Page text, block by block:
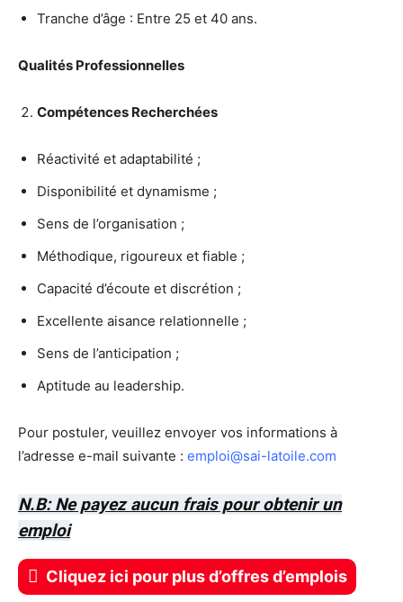
Tranche d’âge : Entre 25 et 40 ans.
Qualités Professionnelles
Compétences Recherchées
Réactivité et adaptabilité ;
Disponibilité et dynamisme ;
Sens de l’organisation ;
Méthodique, rigoureux et fiable ;
Capacité d’écoute et discrétion ;
Excellente aisance relationnelle ;
Sens de l’anticipation ;
Aptitude au leadership.
Pour postuler, veuillez envoyer vos informations à
l’adresse e-mail suivante : emploi@sai-latoile.com
N.B: Ne payez aucun frais pour obtenir un
emploi
Cliquez ici pour plus d’offres d’emplois